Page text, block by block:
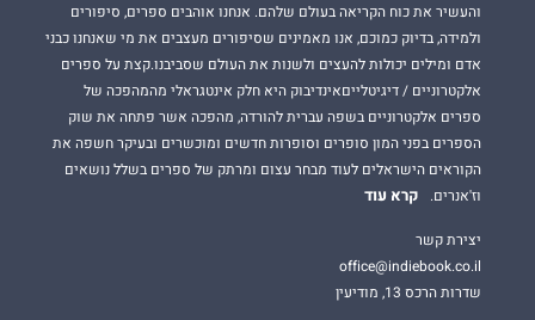
והעשיר את כוח הקריאה בעולם שלהם. אנחנו אוהבים ספרים, סיפורים
ולמידה, בדיוק כמוכם, אנו מאמינים שסיפורים מעצבים את מי שאנחנו כבני
אדם ומילים יכולות להעצים ולשנות את העולם שסביבנו.קצת על ספרים
אלקטרוניים / דיגיטלייםאינדיבוק היא חלק אינטגראלי מהמהפכה של
ספרים אלקטרוניים בשפה עברית להורדה, מהפכה אשר פתחה את שוק
הספרים בפני המון סופרים וסופרות חדשים ומוכשרים ובעיקר חשפה את
הקוראים הישראלים לעוד מבחר עצום ומרתק של ספרים בשלל נושאים
וז'אנרים.
קרא עוד
יצירת קשר
office@indiebook.co.il
שדרות הרכס 13, מודיעין